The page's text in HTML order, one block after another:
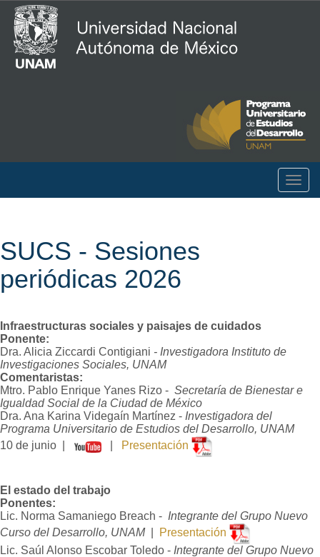
SUCS - Sesiones
periódicas 2026
Infraestructuras sociales y paisajes de cuidados
Ponente:
Dra. Alicia Ziccardi Contigiani - Investigadora Instituto de
Investigaciones Sociales, UNAM
Comentaristas:
Mtro. Pablo Enrique Yanes Rizo - Secretaría de Bienestar e
Igualdad Social de la Ciudad de México
Dra. Ana Karina Videgaín Martínez - Investigadora del
Programa Universitario de Estudios del Desarrollo, UNAM
10 de junio |
Presentación
El estado del trabajo
Ponentes:
Lic. Norma Samaniego Breach - Integrante del Grupo Nuevo
Curso del Desarrollo, UNAM
Presentación
Lic. Saúl Alonso Escobar Toledo - Integrante del Grupo Nuevo